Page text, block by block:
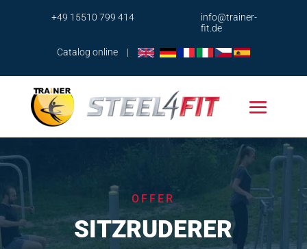
+49 15510 799 414
info@trainer-
fit.de
Catalog online |
OFFER
SITZRUDERER